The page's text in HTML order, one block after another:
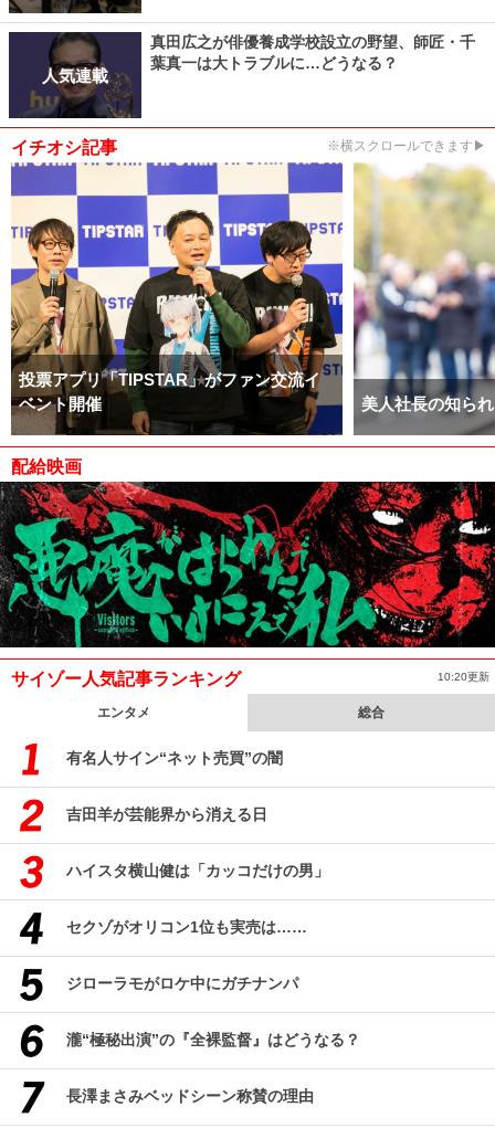
人気連載
真田広之が俳優養成学校設立の野望、師匠・千
葉真一は大トラブルに…どうなる？
イチオシ記事 ※横スクロールできます▶
投票アプリ「TIPSTAR」がファン交流イ
ベント開催
美人社長の知ら
配給映画
サイゾー人気記事ランキング 10:20更新
エンタメ 総合
有名人サイン“ネット売買”の闇
吉田羊が芸能界から消える日
ハイスタ横山健は「カッコだけの男」
セクゾがオリコン1位も実売は……
ジローラモがロケ中にガチナンパ
瀧“極秘出演”の『全裸監督』はどうなる？
長澤まさみベッドシーン称賛の理由